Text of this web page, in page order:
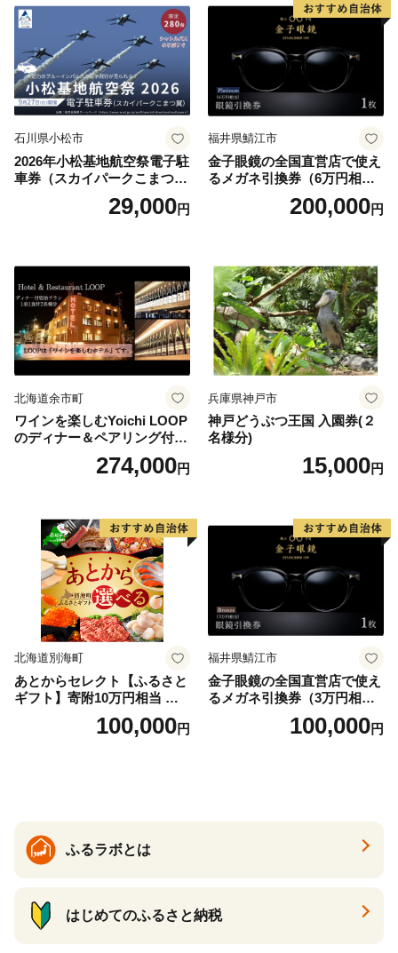
石川県小松市
2026年小松基地航空祭電子駐
車券（スカイパークこまつ
翼） 駐車場 シャトルバスの
りばすぐ 石川県 小松市
29,000円
福井県鯖江市
金子眼鏡の全国直営店で使え
るメガネ引換券（6万円相
当） Platinum200,000円
北海道余市町
ワインを楽しむYoichi LOOP
のディナー＆ペアリング付宿
泊プラン＜デラックスツイン
274,000円
兵庫県神戸市
神戸どうぶつ王国 入園券(２
名様分)
15,000円
北海道別海町
あとからセレクト【ふるさと
ギフト】寄附10万円相当 あ
とから選べる！ ギフト いく
ら ほたて 海鮮 牛肉 別海町
ギフト ふるさと納税 ）
100,000円
福井県鯖江市
金子眼鏡の全国直営店で使え
るメガネ引換券（3万円相
100,000円
ふるラボとは
はじめてのふるさと納税